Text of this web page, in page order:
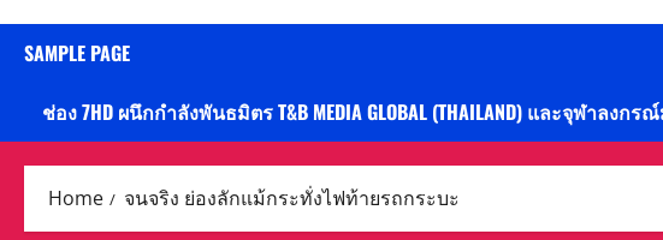
SAMPLE PAGE
ช่อง 7HD ผนึกกำลังพันธมิตร T&B MEDIA GLOBAL (THAILAND) และจุฬาลง
Home จนจริง ย่องลักแม้กระทั่งไฟท้ายรถกระบะ